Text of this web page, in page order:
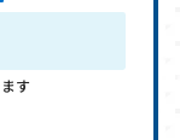
す